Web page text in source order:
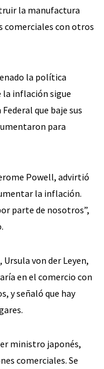
la manufactura
comerciales con otros
la política
la inflación sigue
que baje sus
para
Powell, advirtió
la inflación.
parte de nosotros”,
von der Leyen,
en el comercio con
y señaló que hay
ministro japonés,
comerciales. Se